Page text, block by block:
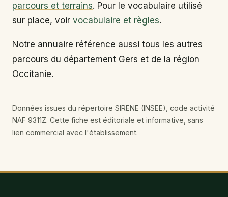
parcours et terrains. Pour le vocabulaire utilisé
sur place, voir vocabulaire et règles.
Notre annuaire référence aussi tous les autres
parcours du département Gers et de la région
Occitanie.
Données issues du répertoire SIRENE (INSEE), code activité
NAF 9311Z. Cette fiche est éditoriale et informative, sans
lien commercial avec l'établissement.